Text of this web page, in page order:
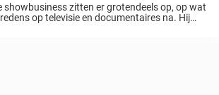
showbusiness zitten er grotendeels op, op wat
op televisie en documentaires na. Hij